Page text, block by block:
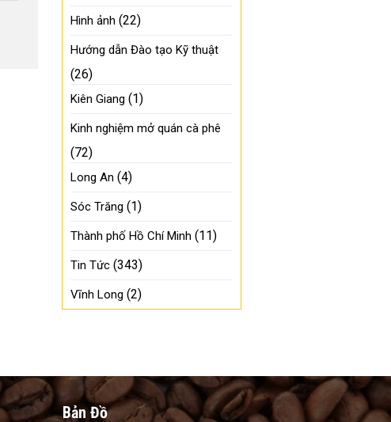
Hình ảnh (22)
Hướng dẫn Đào tạo Kỹ thuật
(26)
Kiên Giang (1)
Kinh nghiệm mở quán cà phê
(72)
Long An (4)
Sóc Trăng (1)
Thành phố Hồ Chí Minh (11)
Tin Tức (343)
Vĩnh Long (2)
Bản Đồ